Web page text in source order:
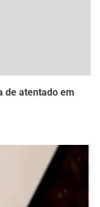
de atentado em